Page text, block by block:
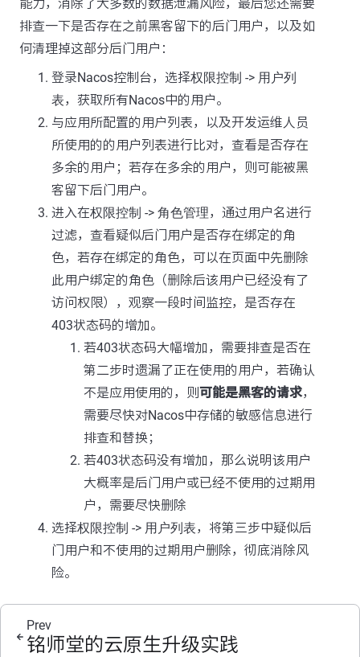
能力，消除了大多数的数据泄漏风险，最后您还需要
排查一下是否存在之前黑客留下的后门用户，以及如
何清理掉这部分后门用户：
登录Nacos控制台，选择权限控制 -> 用户列
表，获取所有Nacos中的用户。
与应用所配置的用户列表，以及开发运维人员
所使用的的用户列表进行比对，查看是否存在
多余的用户；若存在多余的用户，则可能被黑
客留下后门用户。
进入在权限控制 -> 角色管理，通过用户名进行
过滤，查看疑似后门用户是否存在绑定的角
色，若存在绑定的角色，可以在页面中先删除
此用户绑定的角色（删除后该用户已经没有了
访问权限），观察一段时间监控，是否存在
403状态码的增加。
若403状态码大幅增加，需要排查是否在
第二步时遗漏了正在使用的用户，若确认
不是应用使用的，则 可能是黑客的请求，
需要尽快对Nacos中存储的敏感信息进行
排查和替换；
若403状态码没有增加，那么说明该用户
大概率是后门用户或已经不使用的过期用
户，需要尽快删除
选择权限控制 -> 用户列表，将第三步中疑似后
门用户和不使用的过期用户删除，彻底消除风
险。
Prev
铭师堂的云原生升级实践